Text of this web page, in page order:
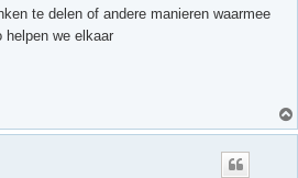
te delen of andere manieren waarmee
helpen we elkaar